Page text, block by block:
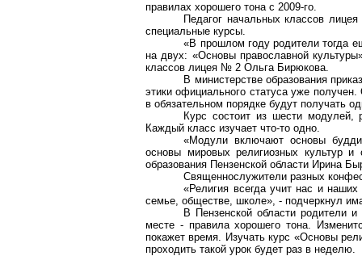
правилах хорошего тона с 2009-го.
Педагог начальных классов
специальные курсы.
«В прошлом году родители тогда
на двух: «Основы православной
классов лицея № 2 Ольга Бирюкова.
В министерстве образования
этики официального статуса уже
в обязательном порядке будут получать
Курс состоит из шести модулей,
Каждый класс изучает что-то одно.
«Модули включают основы
основы мировых религиозных культур и
образования Пензенской области Ирина
Священнослужители разных
«Религия всегда учит нас и
семье, обществе, школе», - подчеркнул
В Пензенской области родители
месте - правила хорошего тона.
покажет время. Изучать курс «Основы
проходить такой урок будет раз в неделю.